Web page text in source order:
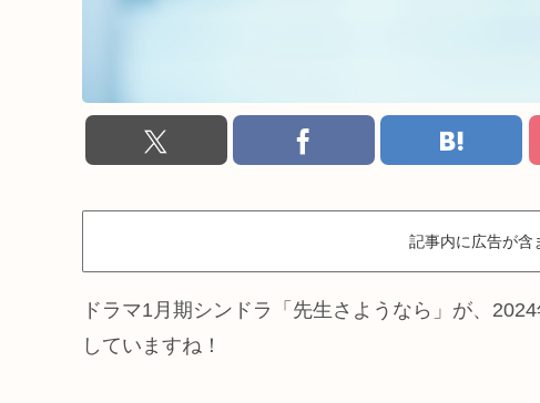
記事内に広告が含
ドラマ1月期シンドラ「先生さようなら」が、
していますね！